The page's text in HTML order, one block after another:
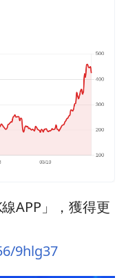
APP」，獲得更
9hlg37